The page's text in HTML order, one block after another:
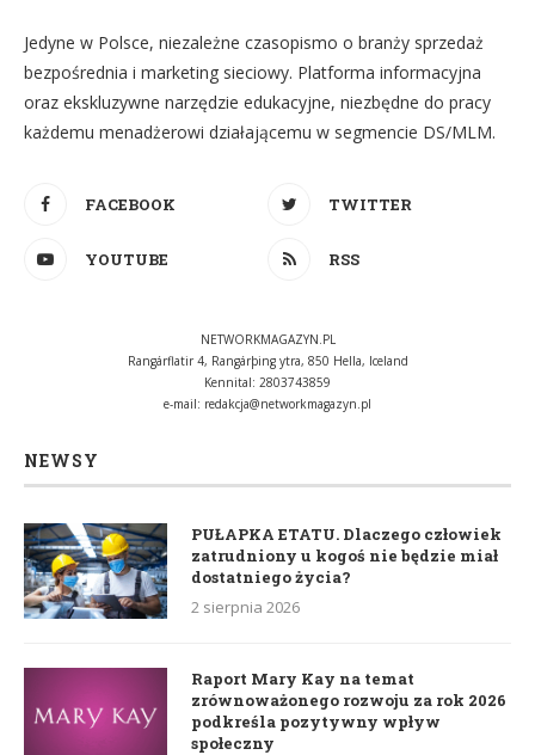
Jedyne w Polsce, niezależne czasopismo o branży sprzedaż
bezpośrednia i marketing sieciowy. Platforma informacyjna
oraz ekskluzywne narzędzie edukacyjne, niezbędne do pracy
każdemu menadżerowi działającemu w segmencie DS/MLM.
FACEBOOK TWITTER
YOUTUBE RSS
NETWORKMAGAZYN.PL
Rangárflatir 4, Rangárþing ytra, 850 Hella, Iceland
Kennital: 2803743859
e-mail: redakcja@networkmagazyn.pl
NEWSY
PUŁAPKA ETATU. Dlaczego człowiek
zatrudniony u kogoś nie będzie miał
dostatniego życia?
2 sierpnia 2026
Raport Mary Kay na temat
zrównoważonego rozwoju za rok 2026
podkreśla pozytywny wpływ
społeczny